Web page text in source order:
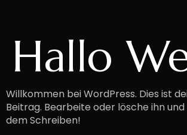
Hallo
Willkommen bei WordPress. Dies ist
Beitrag. Bearbeite oder lösche ihn
dem Schreiben!